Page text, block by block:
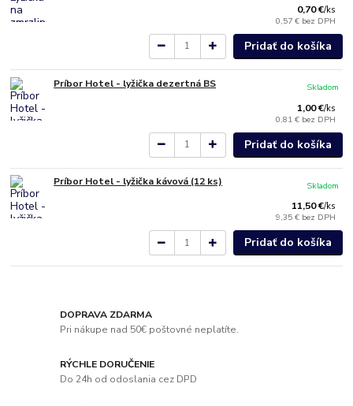
0,70 €/ks
0,57 € bez DPH
Pridať do košíka
Príbor Hotel - lyžička dezertná BS
1,00 €/ks
0,81 € bez DPH
Skladom
Pridať do košíka
Príbor Hotel - lyžička kávová (12 ks)
11,50 €/ks
9,35 € bez DPH
Skladom
Pridať do košíka
DOPRAVA ZDARMA
Pri nákupe nad 50€ poštovné neplatíte.
RÝCHLE DORUČENIE
Do 24h od odoslania cez DPD